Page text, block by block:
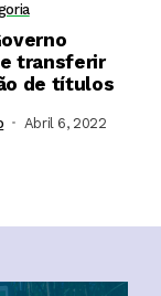
transferir
de títulos
Abril 6, 2022